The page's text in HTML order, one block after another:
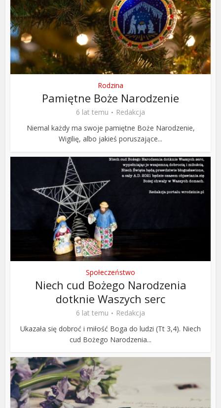
Rodzina
Pamiętne Boże Narodzenie
6 lat temu
Redakcja
Niemal każdy ma swoje pamiętne Boże Narodzenie,
Wigilię, albo jakieś poruszające...
Społeczeństwo
Niech cud Bożego Narodzenia
dotknie Waszych serc
6 lat temu
Redakcja
Ukazała się dobroć i miłość Boga do ludzi (Tt 3,4). Niech
cud Bożego Narodzenia...